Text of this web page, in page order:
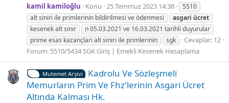
kamil kamiloğlu Konu 25 Temmuz 2023 14:38
5510
alt siniri i̇le pri̇mleri̇ni̇n bi̇ldi̇ri̇lmesi̇ ve ödenmesi̇
asgari ücret
kesenek alt sınır
n 05.03.2021 ve 16.03.2021 tarihli duyurular
pri̇me esas kazançlari alt siniri i̇le pri̇mleri̇ni̇n
sgk
Cevaplar: 12
Forum: 5510/5434 SGK Giriş | Emekli Kesenek Hesaplama
Mutemet Arşivi
Kadrolu Ve Sözleşmeli
Memurların Prim Ve Fhz'lerinin Asgari Ücret
Altında Kalması Hk.